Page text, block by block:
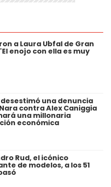
a Laura Ubfal de Gran
enojo con ella es muy
una denuncia
contra Alex Caniggia
una millonaria
económica
Rud, el icónico
de modelos, a los 51